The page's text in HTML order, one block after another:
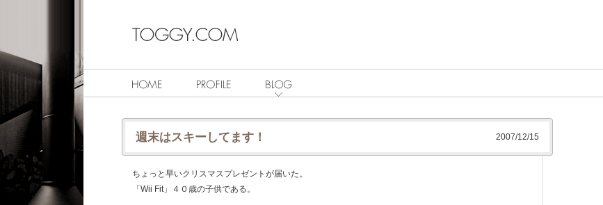
週末はスキーしてます！ 2007/12/15
ちょっと早いクリスマスプレゼントが届いた。
「Wii Fit」４０歳の子供である。